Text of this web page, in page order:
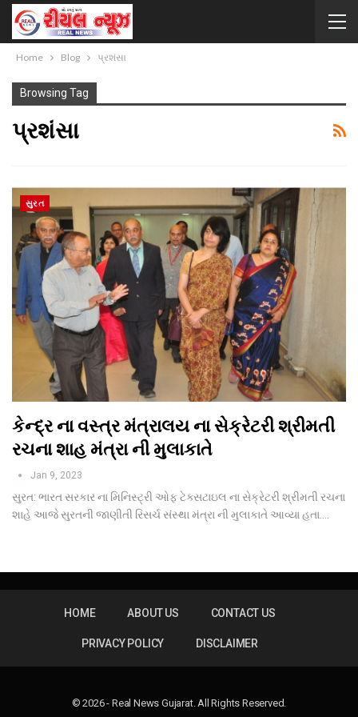
Home Blog પ્રશંસા
Browsing Tag
પ્રશંસા
સુરત
કેન્દ્ર ના વસ્ત્ર મંત્રાલય ના સેક્રેટરી શ્રીમતી
રચના શાહ મંત્રા ની મુલાકાતે
Jan 9, 2023
સુરત: ભારત સરકાર ના મિનિસ્ટ્રી ઓફ ટેક્સટાઇલ ના સેક્રેટરી શ્રીમતી રચના
શાહે આજે સુરતની જાણીતી રિસર્ચ સંસ્થા મંત્રા ની મુલાકાતે આવ્યા હતા.
HOME ABOUT US CONTACT US
PRIVACY POLICY DISCLAIMER
© 2026 - Real News Gujarat. All Rights Reserved.